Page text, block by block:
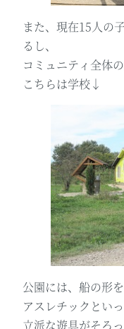
また、現在15人の
るし、
コミュニティ全体
こちらは学校↓
公園には、船の形
アスレチックとい
立派な遊具がそろっ